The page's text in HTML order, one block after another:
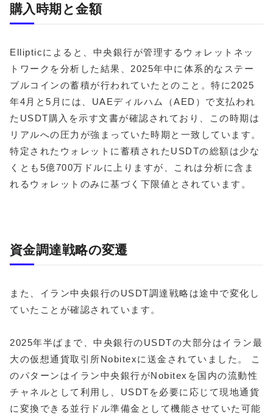
購入時期と金額
Ellipticによると、中央銀行が管理するウォレットネッ
トワークを分析した結果、2025年中に体系的なステー
ブルコインの蓄積が行われていたとのこと。特に2025
年4月と5月には、UAEディルハム（AED）で支払われ
たUSDT購入を示す文書が確認されており、この時期は
リアルへの圧力が強まっていた時期と一致しています。
特定されたウォレットに蓄積されたUSDTの総額は少な
くとも5億700万ドルに上りますが、これは分析に含ま
れるウォレットのみに基づく下限値とされています。
資金調達戦略の変遷
また、イラン中央銀行のUSDT調達戦略は途中で変化し
ていたことが確認されています。
2025年半ばまで、中央銀行のUSDTの大部分はイラン最
大の仮想通貨取引所Nobitexに送金されていました。 こ
のパターンはイラン中央銀行がNobitexを国内の流動性
チャネルとして利用し、USDTを必要に応じて現地通貨
に変換できる並行ドル準備金として機能させていた可能